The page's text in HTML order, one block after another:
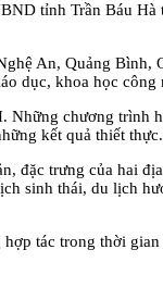
tỉnh Trần Báu
An, Quảng Bình,
dục, khoa học
chương trình
kết quả thiết thực.
đặc trưng của hai
sinh thái, du lịch
tác trong thời